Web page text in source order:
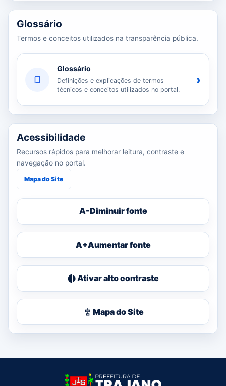
Glossário
Termos e conceitos utilizados na transparência pública.
Glossário
Definições e explicações de termos
técnicos e conceitos utilizados no portal.
›
Acessibilidade
Recursos rápidos para melhorar leitura, contraste e
navegação no portal.
Mapa do Site
A-Diminuir fonte
A+Aumentar fonte
Ativar alto contraste
Mapa do Site